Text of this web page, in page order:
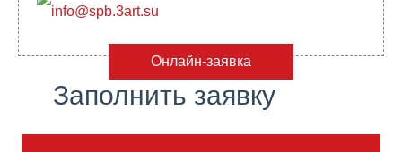
info@spb.3art.su
Онлайн-заявка
Заполнить заявку